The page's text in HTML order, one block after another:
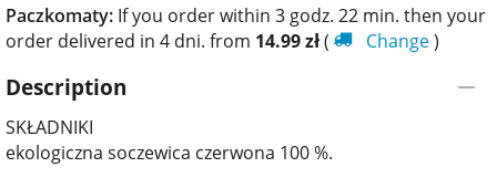
Paczkomaty: If you order within 3 godz. 22 min. then your
order delivered in 4 dni. from 14.99zł( Change)
Description
SKŁADNIKI
ekologiczna soczewica czerwona 100 %.